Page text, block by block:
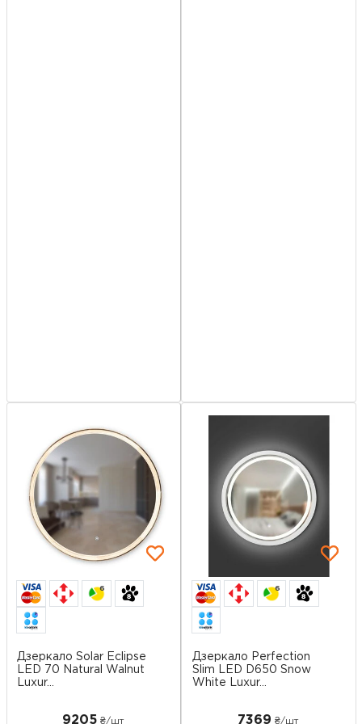
6
Дзеркало Solar Eclipse
LED 70 Natural Walnut
Luxur...
9205 ₴/шт
6
Дзеркало Perfection
Slim LED D650 Snow
White Luxur...
7369 ₴/шт